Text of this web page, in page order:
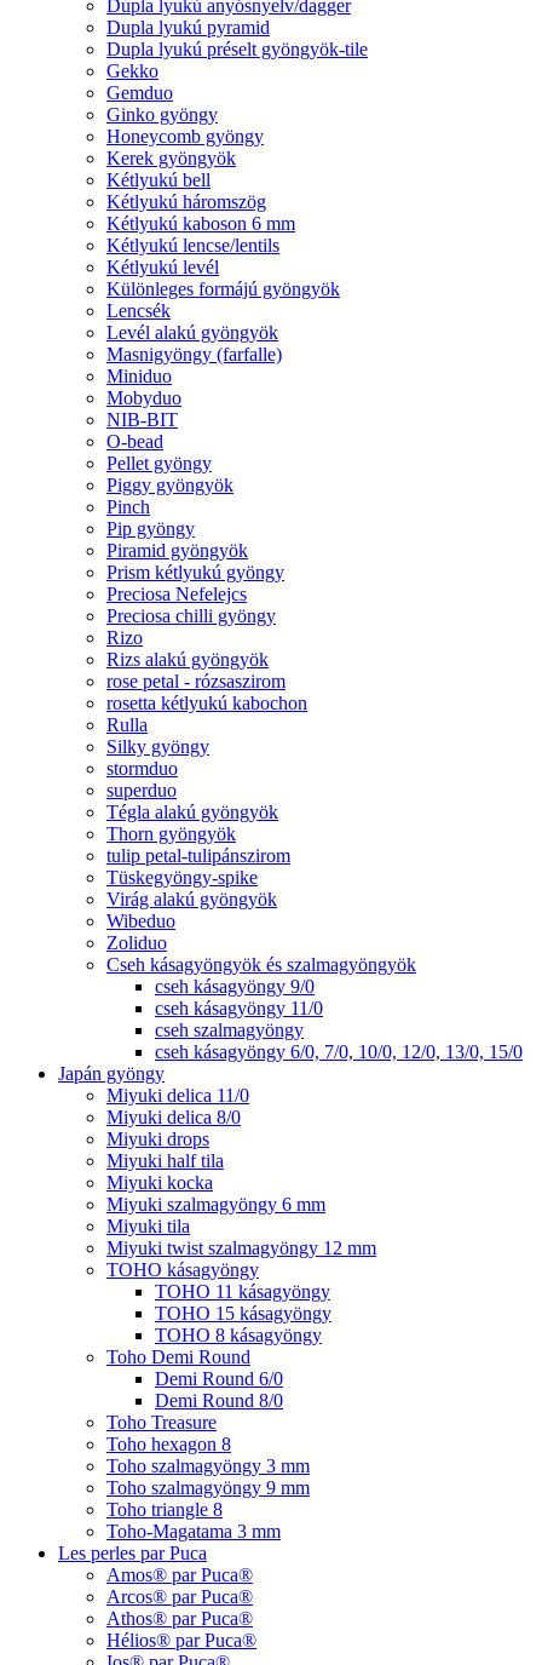
Dupla lyukú anyósnyelv/dagger
Dupla lyukú pyramid
Dupla lyukú préselt gyöngyök-tile
Gekko
Gemduo
Ginko gyöngy
Honeycomb gyöngy
Kerek gyöngyök
Kétlyukú bell
Kétlyukú háromszög
Kétlyukú kaboson 6 mm
Kétlyukú lencse/lentils
Kétlyukú levél
Különleges formájú gyöngyök
Lencsék
Levél alakú gyöngyök
Masnigyöngy (farfalle)
Miniduo
Mobyduo
NIB-BIT
O-bead
Pellet gyöngy
Piggy gyöngyök
Pinch
Pip gyöngy
Piramid gyöngyök
Prism kétlyukú gyöngy
Preciosa Nefelejcs
Preciosa chilli gyöngy
Rizo
Rizs alakú gyöngyök
rose petal - rózsaszirom
rosetta kétlyukú kabochon
Rulla
Silky gyöngy
stormduo
superduo
Tégla alakú gyöngyök
Thorn gyöngyök
tulip petal-tulipánszirom
Tüskegyöngy-spike
Virág alakú gyöngyök
Wibeduo
Zoliduo
Cseh kásagyöngyök és szalmagyöngyök
cseh kásagyöngy 9/0
cseh kásagyöngy 11/0
cseh szalmagyöngy
cseh kásagyöngy 6/0, 7/0, 10/0, 12/0, 13/0, 15/0
Japán gyöngy
Miyuki delica 11/0
Miyuki delica 8/0
Miyuki drops
Miyuki half tila
Miyuki kocka
Miyuki szalmagyöngy 6 mm
Miyuki tila
Miyuki twist szalmagyöngy 12 mm
TOHO kásagyöngy
TOHO 11 kásagyöngy
TOHO 15 kásagyöngy
TOHO 8 kásagyöngy
Toho Demi Round
Demi Round 6/0
Demi Round 8/0
Toho Treasure
Toho hexagon 8
Toho szalmagyöngy 3 mm
Toho szalmagyöngy 9 mm
Toho triangle 8
Toho-Magatama 3 mm
Les perles par Puca
Amos® par Puca®
Arcos® par Puca®
Athos® par Puca®
Hélios® par Puca®